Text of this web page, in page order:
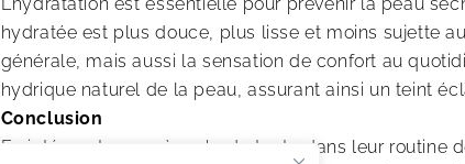
hydratée est plus douce, plus lisse et moins sujette
générale, mais aussi la sensation de confort au
hydrique naturel de la peau, assurant ainsi un teint
Conclusion
En intégrant une crème hydratante dans leur routine